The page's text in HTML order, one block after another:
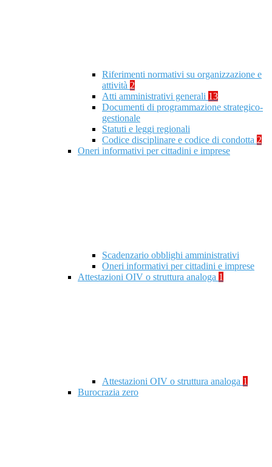
Riferimenti normativi su organizzazione e
attività 2
Atti amministrativi generali 13
Documenti di programmazione strategico-
gestionale
Statuti e leggi regionali
Codice disciplinare e codice di condotta 2
Oneri informativi per cittadini e imprese
Scadenzario obblighi amministrativi
Oneri informativi per cittadini e imprese
Attestazioni OIV o struttura analoga 1
Attestazioni OIV o struttura analoga 1
Burocrazia zero